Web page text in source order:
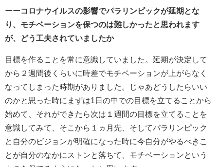
ーーコロナウイルスの影響でパラリンピックが延期とな
り、モチベーションを保つのは難しかったと思われます
が、どう工夫されていましたか
目標を作ることを常に意識していました。延期が決定して
から２週間後くらいに時差でモチベーションが上がらなく
なってしまった時期がありました。じゃあどうしたらいい
のかと思った時にまずは1日の中での目標を立てることから
始めて、それができたら次は１週間の目標を立てることを
意識してみて、そこから１ヵ月先、そしてパラリンピック
と自分のビジョンが明確になった時に今自分がやるべきこ
とが自分のなかにストンと落ちて、モチベーションという